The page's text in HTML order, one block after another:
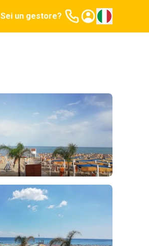
Sei un gestore?